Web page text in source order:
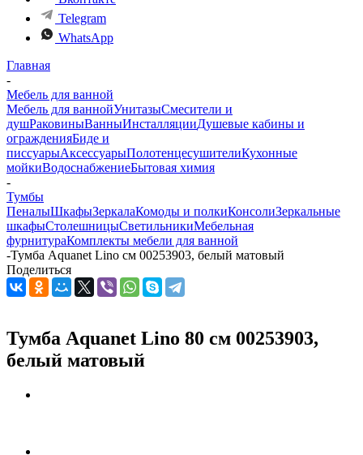
Telegram
WhatsApp
Главная
-
Мебель для ванной
Мебель для ваннойУнитазыСмесители и
душРаковиныВанныИнсталляцииДушевые кабины и
огражденияБиде и
писсуарыАксессуарыПолотенцесушителиКухонные
мойкиВодоснабжениеБытовая химия
-
Тумбы
ПеналыШкафыЗеркалаКомоды и полкиКонсолиЗеркальные
шкафыСтолешницыСветильникиМебельная
фурнитураКомплекты мебели для ванной
-Тумба Aquanet Lino см 00253903, белый матовый
Поделиться
Тумба Aquanet Lino 80 см 00253903,
белый матовый